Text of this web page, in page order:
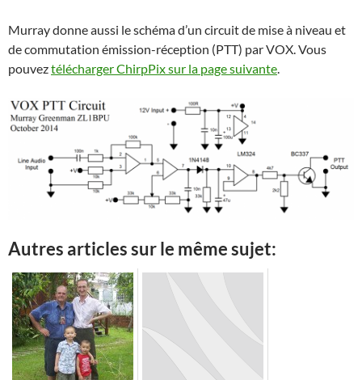
Murray donne aussi le schéma d’un circuit de mise à niveau et
de commutation émission-réception (PTT) par VOX. Vous
pouveztélécharger ChirpPix sur la page suivante.
Autres articles sur le même sujet: